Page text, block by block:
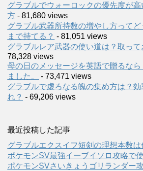
グラブルでウォーロックの優先度が
方 - 81,680 views
グラブル武器所持数の増やし方って
まで持てる？ - 81,051 views
グラブルレア武器の使い道は？取って
78,328 views
母の日のメッセージを英語で贈るな
ました。
- 73,471 views
グラブルで虚ろなる魄の集め方は？
れ？ - 69,206 views
最近投稿した記事
グラブルエクスイフ短剣の理想本数は
ポケモンSV最強イーブイソロ攻略で
ポケモンSVさいきょうゴリランダー